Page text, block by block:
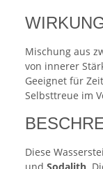
Mischung aus
von innerer
Geeignet für
Selbsttreue im
Diese